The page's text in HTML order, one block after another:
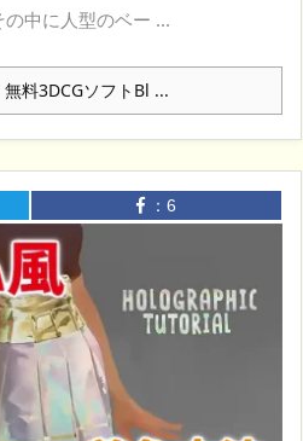
中に人型のベー ...
無料3DCGソフトBl ...
： 6